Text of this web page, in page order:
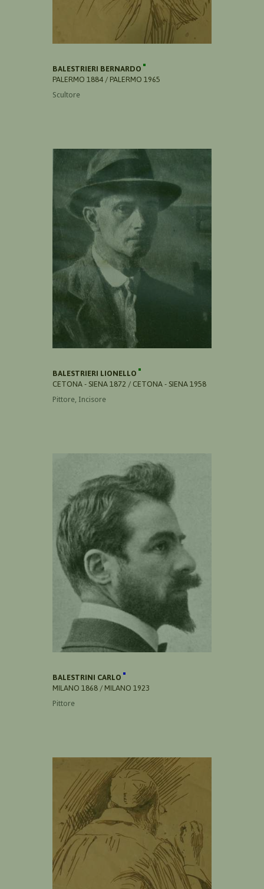
BALESTRIERI BERNARDO
PALERMO 1884 / PALERMO 1965
Scultore
BALESTRIERI LIONELLO
CETONA - SIENA 1872 / CETONA - SIENA 1958
Pittore, Incisore
BALESTRINI CARLO
MILANO 1868 / MILANO 1923
Pittore